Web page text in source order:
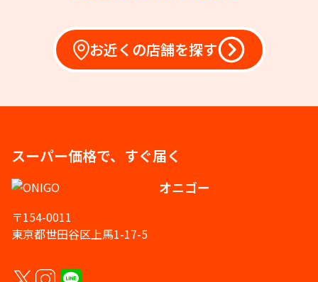
お近くの店舗を探す
スーパー価格で、すぐ届く
オニゴー
〒154-0011
東京都世田谷区上馬1-17-5